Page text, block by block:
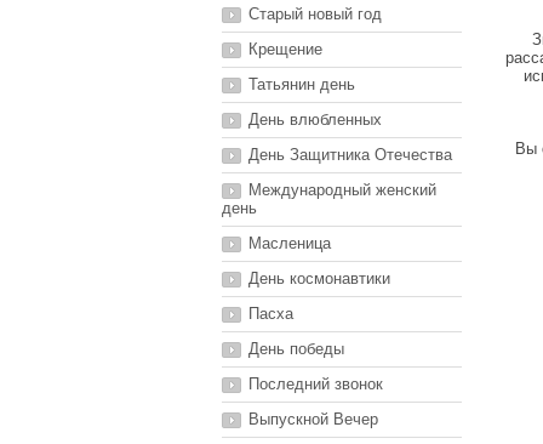
Старый новый год
Крещение
Татьянин день
День влюбленных
День Защитника Отечества
Международный женский
день
Масленица
День космонавтики
Пасха
День победы
Последний звонок
Выпускной Вечер
Вы